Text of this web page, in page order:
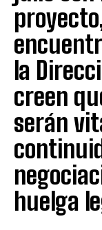
la
creen
serán
huelga